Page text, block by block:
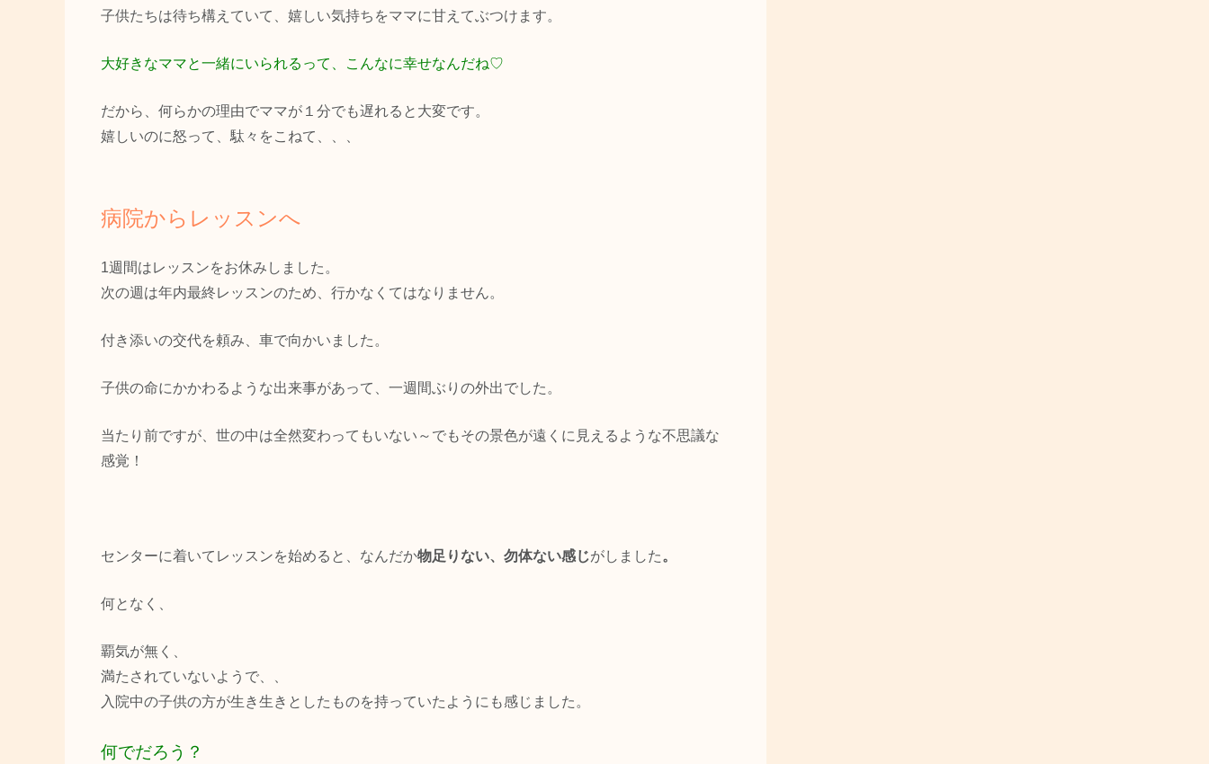
子供たちは待ち構えていて、嬉しい気持ちをママに甘えてぶつけます。
大好きなママと一緒にいられるって、こんなに幸せなんだね♡
だから、何らかの理由でママが１分でも遅れると大変です。
嬉しいのに怒って、駄々をこねて、、、
病院からレッスンへ
1週間はレッスンをお休みしました。
次の週は年内最終レッスンのため、行かなくてはなりません。
付き添いの交代を頼み、車で向かいました。
子供の命にかかわるような出来事があって、一週間ぶりの外出でした。
当たり前ですが、世の中は全然変わってもいない～でもその景色が遠くに見えるような不思議な
感覚！
センターに着いてレッスンを始めると、なんだか物足りない、勿体ない感じがしました 。
何となく、
覇気が無く、
満たされていないようで、、
入院中の子供の方が生き生きとしたものを持っていたようにも感じました。
何でだろう？